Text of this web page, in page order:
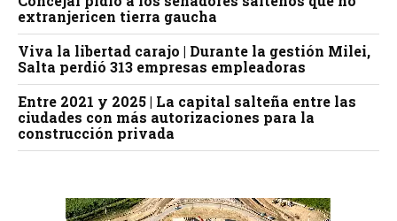
extranjericen tierra gaucha
Viva la libertad carajo | Durante la gestión Milei,
Salta perdió 313 empresas empleadoras
Entre 2021 y 2025 | La capital salteña entre las
ciudades con más autorizaciones para la
construcción privada